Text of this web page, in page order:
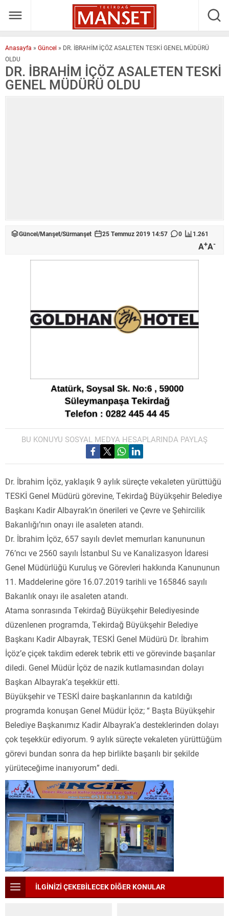
Anasayfa » Güncel » DR. İBRAHİM İÇÖZ ASALETEN TESKİ GENEL MÜDÜRÜ
OLDU
DR. İBRAHİM İÇÖZ ASALETEN TESKİ
GENEL MÜDÜRÜ OLDU
Güncel/Manşet/Sürmanşet 25 Temmuz 2019 14:57 0 1.261
A+A-
BU KONUYU SOSYAL MEDYA HESAPLARINDA PAYLAŞ
Dr. İbrahim İçöz, yaklaşık 9 aylık süreçte vekaleten yürüttüğü
TESKİ Genel Müdürü görevine, Tekirdağ Büyükşehir Belediye
Başkanı Kadir Albayrak’ın önerileri ve Çevre ve Şehircilik
Bakanlığı’nın onayı ile asaleten atandı.
Dr. İbrahim İçöz, 657 sayılı devlet memurları kanununun
76’ncı ve 2560 sayılı İstanbul Su ve Kanalizasyon İdaresi
Genel Müdürlüğü Kuruluş ve Görevleri hakkında Kanununun
11. Maddelerine göre 16.07.2019 tarihli ve 165846 sayılı
Bakanlık onayı ile asaleten atandı.
Atama sonrasında Tekirdağ Büyükşehir Belediyesinde
düzenlenen programda, Tekirdağ Büyükşehir Belediye
Başkanı Kadir Albayrak, TESKİ Genel Müdürü Dr. İbrahim
İçöz’e çiçek takdim ederek tebrik etti ve görevinde başarılar
diledi. Genel Müdür İçöz de nazik kutlamasından dolayı
Başkan Albayrak’a teşekkür etti.
Büyükşehir ve TESKİ daire başkanlarının da katıldığı
programda konuşan Genel Müdür İçöz; “ Başta Büyükşehir
Belediye Başkanımız Kadir Albayrak’a desteklerinden dolayı
çok teşekkür ediyorum. 9 aylık süreçte vekaleten yürüttüğüm
görevi bundan sonra da hep birlikte başarılı bir şekilde
yürüteceğime inanıyorum” dedi.
İLGİNİZİ ÇEKEBİLECEK DİĞER KONULAR